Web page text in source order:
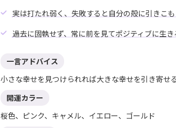
実は打たれ弱く、失敗すると自分の殻に引きこ
過去に固執せず、常に前を見てポジティブに生
一言アドバイス
小さな幸せを見つけられれば大きな幸せを引き寄せる
開運カラー
桜色、ピンク、キャメル、イエロー、ゴールド